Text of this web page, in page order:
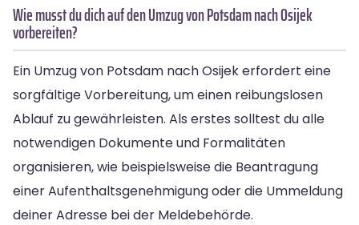
Wie musst du dich auf den Umzug von Potsdam nach Osijek
vorbereiten?
Ein Umzug von Potsdam nach Osijek erfordert eine
sorgfältige Vorbereitung, um einen reibungslosen
Ablauf zu gewährleisten. Als erstes solltest du alle
notwendigen Dokumente und Formalitäten
organisieren, wie beispielsweise die Beantragung
einer Aufenthaltsgenehmigung oder die Ummeldung
deiner Adresse bei der Meldebehörde.